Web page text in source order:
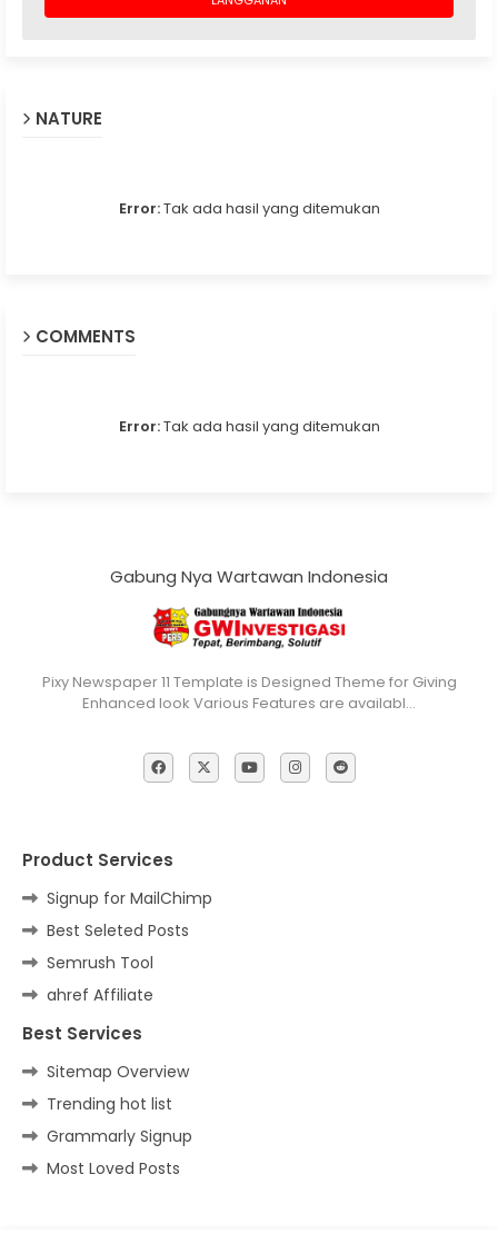
NATURE
Error:Tak ada hasil yang ditemukan
COMMENTS
Error:Tak ada hasil yang ditemukan
Gabung Nya Wartawan Indonesia
Pixy Newspaper 11 Template is Designed Theme for Giving
Enhanced look Various Features are availabl…
Product Services
Signup for MailChimp
Best Seleted Posts
Semrush Tool
ahref Affiliate
Best Services
Sitemap Overview
Trending hot list
Grammarly Signup
Most Loved Posts